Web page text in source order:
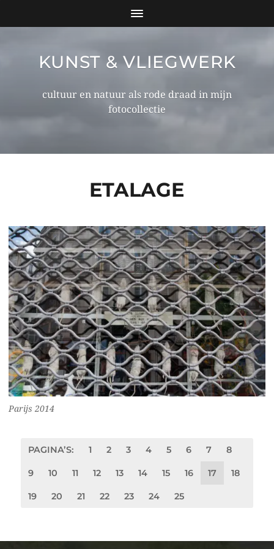
KUNST & VLIEGWERK
cultuur en natuur als rode draad in mijn
fotocollectie
ETALAGE
Parijs 2014
PAGINA’S: 1 2 3 4 5 6 7 8
9 10 11 12 13 14 15 16 17 18
19 20 21 22 23 24 25